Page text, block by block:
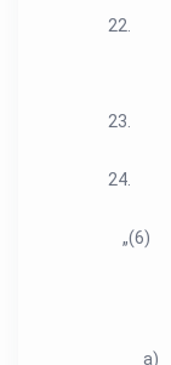
22.
23.
24.
„(6)
a)